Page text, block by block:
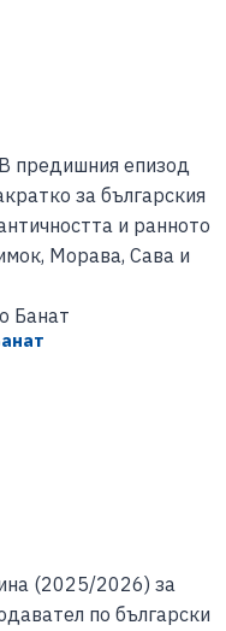
предишния епизод
за българския
и ранното
Морава, Сава и
(2025/2026) за
по български